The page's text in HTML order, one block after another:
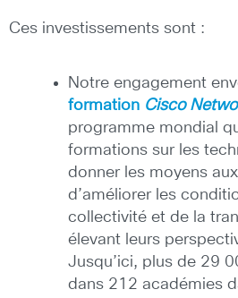
Ces investissements sont :
Notre engagement
formation Cisco
programme mondial
formations sur les
donner les moyens
d’améliorer les
collectivité et de la
élevant leurs
Jusqu’ici, plus de 29
dans 212 académies